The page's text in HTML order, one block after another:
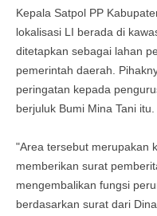
Kepala Satpol PP
lokalisasi LI berada di
ditetapkan sebagai lahan
pemerintah daerah.
peringatan kepada
berjuluk Bumi Mina Tani itu.
"Area tersebut merupakan
memberikan surat
mengembalikan fungsi
berdasarkan surat dari